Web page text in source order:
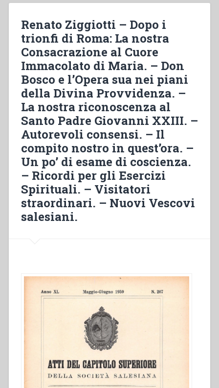
–
La
proclamazione
del
dogma
dell’Assunta
–
Morte
di
Mons.
Gaetano
Pasotti
Elezione
di
due
nuovi
–
al
Cuore
Preghiere
per
Settimana
di
Studio
presso
Renato Ziggiotti – Dopo i
trionfi di Roma: La nostra
Consacrazione al Cuore
Immacolato di Maria. – Don
Bosco e l’Opera sua nei piani
della Divina Provvidenza. –
La nostra riconoscenza al
Santo Padre Giovanni XXIII. –
Autorevoli consensi. – Il
compito nostro in quest’ora. –
Un po’ di esame di coscienza.
– Ricordi per gli Esercizi
Spirituali. – Visitatori
straordinari. – Nuovi Vescovi
salesiani.